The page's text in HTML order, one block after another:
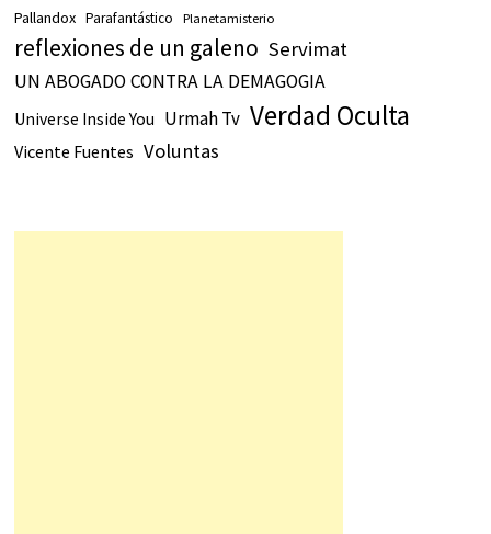
Pallandox Parafantástico Planetamisterio
reflexiones de un galeno Servimat
UN ABOGADO CONTRA LA DEMAGOGIA
Universe Inside You Urmah Tv Verdad Oculta
Vicente Fuentes Voluntas